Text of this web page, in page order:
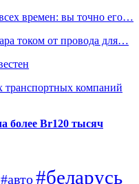
времен: вы точно его…
током от провода для…
транспортных компаний
более Br120 тысяч
#авто#беларусь